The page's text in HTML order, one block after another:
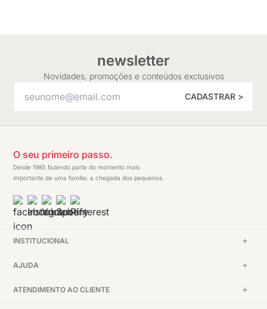
newsletter
Novidades, promoções e conteúdos exclusivos
CADASTRAR >
O seu primeiro passo.
Desde 1985 fazendo parte do momento mais
importante de uma família: a chegada dos pequenos.
INSTITUCIONAL
AJUDA
ATENDIMENTO AO CLIENTE